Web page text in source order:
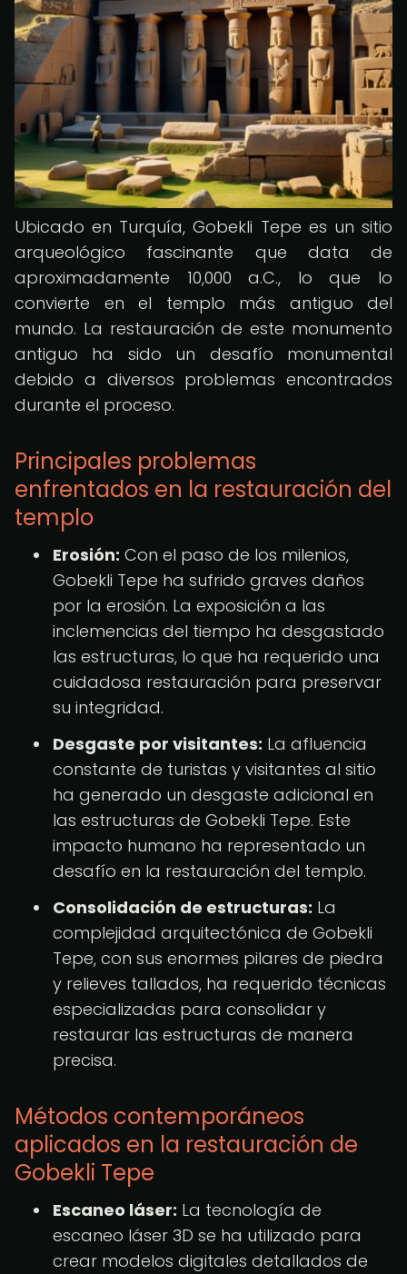
Ubicado en Turquía, Gobekli Tepe es un sitio
arqueológico fascinante que data de
aproximadamente 10,000 a.C., lo que lo
convierte en el templo más antiguo del
mundo. La restauración de este monumento
antiguo ha sido un desafío monumental
debido a diversos problemas encontrados
durante el proceso.
Principales problemas
enfrentados en la restauración del
templo
Erosión: Con el paso de los milenios,
Gobekli Tepe ha sufrido graves daños
por la erosión. La exposición a las
inclemencias del tiempo ha desgastado
las estructuras, lo que ha requerido una
cuidadosa restauración para preservar
su integridad.
Desgaste por visitantes: La afluencia
constante de turistas y visitantes al sitio
ha generado un desgaste adicional en
las estructuras de Gobekli Tepe. Este
impacto humano ha representado un
desafío en la restauración del templo.
Consolidación de estructuras: La
complejidad arquitectónica de Gobekli
Tepe, con sus enormes pilares de piedra
y relieves tallados, ha requerido técnicas
especializadas para consolidar y
restaurar las estructuras de manera
precisa.
Métodos contemporáneos
aplicados en la restauración de
Gobekli Tepe
Escaneo láser: La tecnología de
escaneo láser 3D se ha utilizado para
crear modelos digitales detallados de